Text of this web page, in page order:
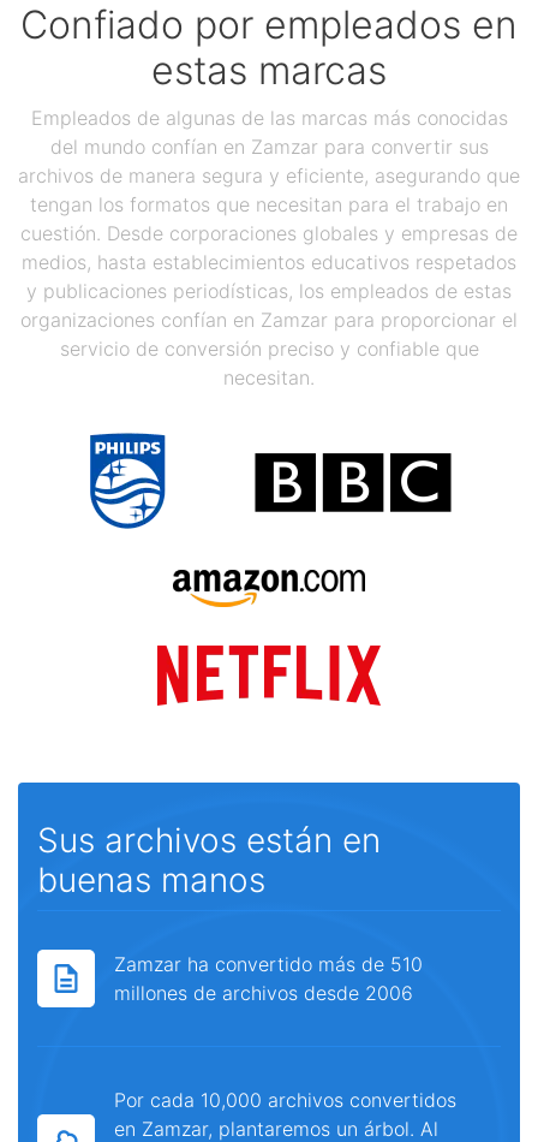
Confiado por empleados en
estas marcas
Empleados de algunas de las marcas más conocidas
del mundo confían en Zamzar para convertir sus
archivos de manera segura y eficiente, asegurando que
tengan los formatos que necesitan para el trabajo en
cuestión. Desde corporaciones globales y empresas de
medios, hasta establecimientos educativos respetados
y publicaciones periodísticas, los empleados de estas
organizaciones confían en Zamzar para proporcionar el
servicio de conversión preciso y confiable que
necesitan.
Sus archivos están en
buenas manos
Zamzar ha convertido más de 510
millones de archivos desde 2006
Por cada 10,000 archivos convertidos
en Zamzar, plantaremos un árbol. Al